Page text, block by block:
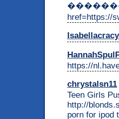
Isabellacracy
https://
chrystalsn11
Teen Girls
http://
porn for ipod